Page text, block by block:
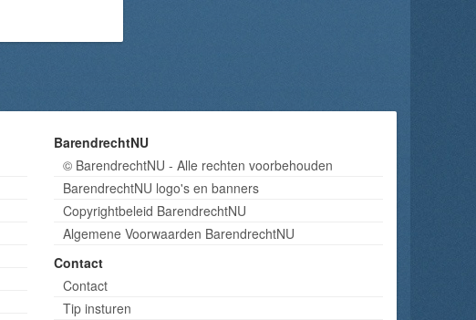
BarendrechtNU
© BarendrechtNU - Alle rechten voorbehouden
BarendrechtNU logo's en banners
Copyrightbeleid BarendrechtNU
Algemene Voorwaarden BarendrechtNU
Contact
Contact
Tip insturen